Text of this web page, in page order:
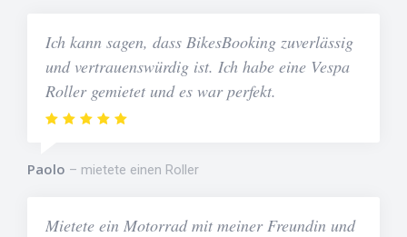
Ich kann sagen, dass BikesBooking zuverlässig
und vertrauenswürdig ist. Ich habe eine Vespa
Roller gemietet und es war perfekt.
Paolo mietete einen Roller
Mietete ein Motorrad mit meiner Freundin und